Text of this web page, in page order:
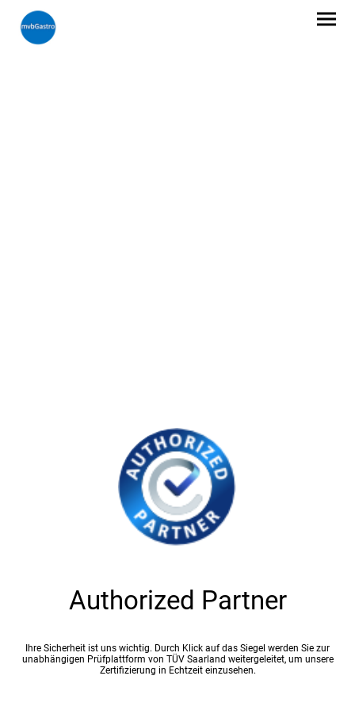
Authorized Partner
Ihre Sicherheit ist uns wichtig. Durch Klick auf das Siegel werden Sie zur
unabhängigen Prüfplattform von TÜV Saarland weitergeleitet, um unsere
Zertifizierung in Echtzeit einzusehen.